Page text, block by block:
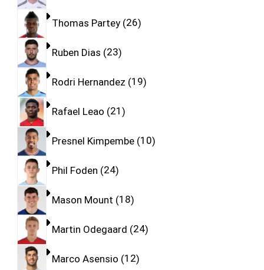
Thomas Partey 26
Ruben Dias 23
Rodri Hernandez 19
Rafael Leao 21
Presnel Kimpembe 10
Phil Foden 24
Mason Mount 18
Martin Odegaard 24
Marco Asensio 12